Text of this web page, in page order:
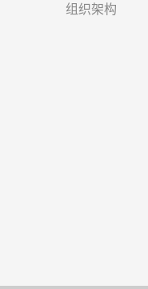
组织架构